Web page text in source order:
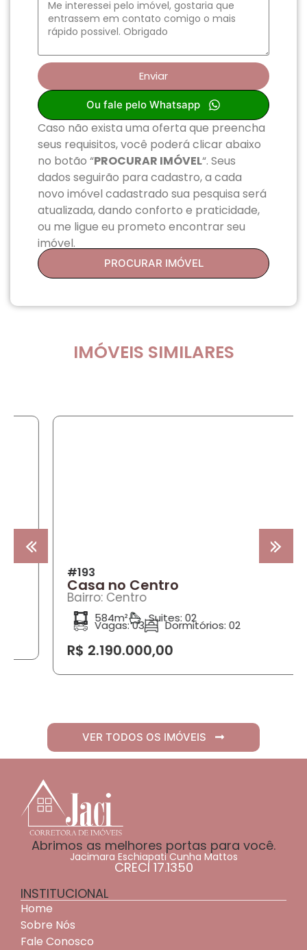
Enviar
Ou fale pelo Whatsapp
Caso não exista uma oferta que preencha
seus requisitos, você poderá clicar abaixo
no botão “PROCURAR IMÓVEL“. Seus
dados seguirão para cadastro, a cada
novo imóvel cadastrado sua pesquisa será
atualizada, dando conforto e praticidade,
ou me ligue eu prometo encontrar seu
imóvel.
PROCURAR IMÓVEL
IMÓVEIS SIMILARES
Casa no Centro
Bairro: Centro
584m² Suites: 02
Vagas: 03 Dormitórios: 02
R$ 2.190.000,00
VER TODOS OS IMÓVEIS
Abrimos as melhores portas para você.
Jacimara Eschiapati Cunha Mattos
CRECI 17.1350
INSTITUCIONAL
Home
Sobre Nós
Fale Conosco